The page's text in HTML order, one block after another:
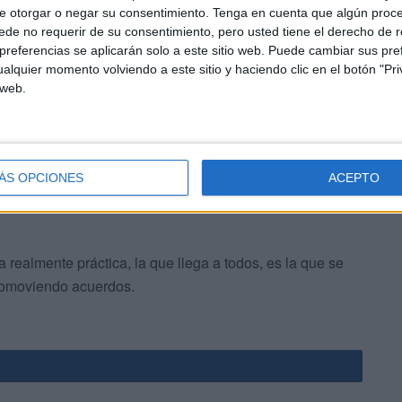
otorgar o negar su consentimiento. Tenga en cuenta que algún
no requerir de su consentimiento, pero usted tiene el derecho de
se aplicarán solo a este sitio web. Puede cambiar sus
momento volviendo a este sitio y haciendo clic en el botón
OPCIONES ACEPTO
de ayer. No se esconde, mantiene siempre la mano
que es de sobra conocida la postura belicosa que
no puede permitirse a estas alturas ni experimentos,
por el bien común de todos.
práctica, la que llega a todos, es la que se
acuerdos.